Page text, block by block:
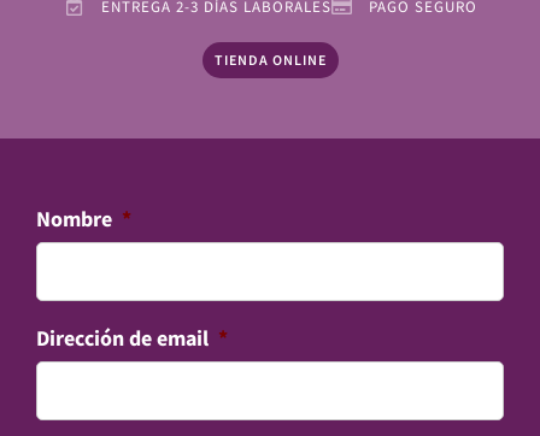
ENTREGA 2-3 DÍAS LABORALES
PAGO SEGURO
TIENDA ONLINE
Nombre *
Dirección de email *